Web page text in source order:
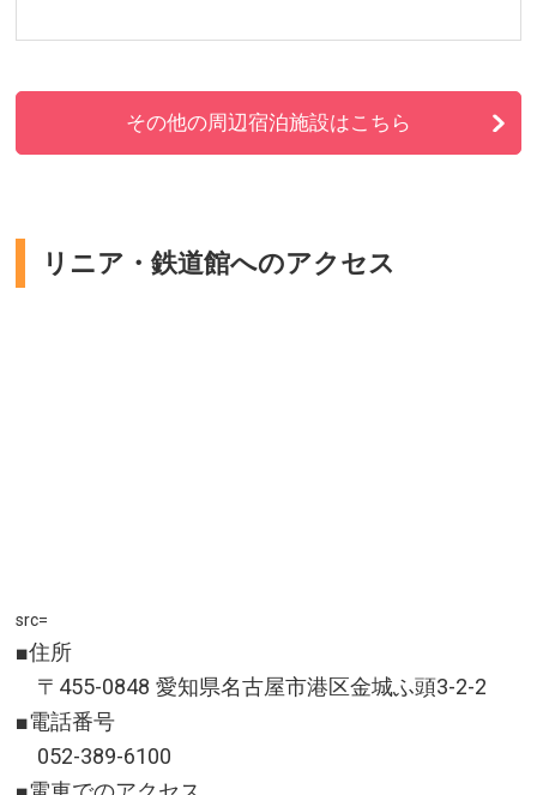
その他の周辺宿泊施設はこちら
リニア・鉄道館へのアクセス
src=
■住所
〒455-0848 愛知県名古屋市港区金城ふ頭3-2-2
■電話番号
052-389-6100